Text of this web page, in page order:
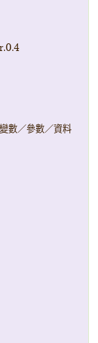
數／參數／資料